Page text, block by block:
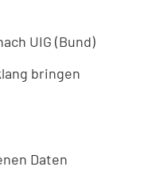
UIG (Bund)
bringen
Daten